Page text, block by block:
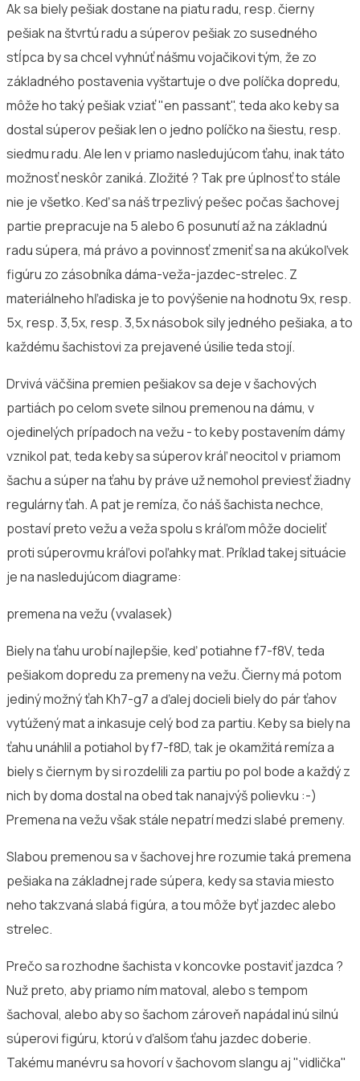
Ak sa biely pešiak dostane na piatu radu, resp. čierny
pešiak na štvrtú radu a súperov pešiak zo susedného
stĺpca by sa chcel vyhnúť nášmu vojačikovi tým, že zo
základného postavenia vyštartuje o dve políčka dopredu,
môže ho taký pešiak vziať "en passant", teda ako keby sa
dostal súperov pešiak len o jedno políčko na šiestu, resp.
siedmu radu. Ale len v priamo nasledujúcom ťahu, inak táto
možnosť neskôr zaniká. Zložité ? Tak pre úplnosť to stále
nie je všetko. Keď sa náš trpezlivý pešec počas šachovej
partie prepracuje na 5 alebo 6 posunutí až na základnú
radu súpera, má právo a povinnosť zmeniť sa na akúkoľvek
figúru zo zásobníka dáma-veža-jazdec-strelec. Z
materiálneho hľadiska je to povýšenie na hodnotu 9x, resp.
5x, resp. 3,5x, resp. 3,5x násobok sily jedného pešiaka, a to
každému šachistovi za prejavené úsilie teda stojí.
Drvivá väčšina premien pešiakov sa deje v šachových
partiách po celom svete silnou premenou na dámu, v
ojedinelých prípadoch na vežu - to keby postavením dámy
vznikol pat, teda keby sa súperov kráľ neocitol v priamom
šachu a súper na ťahu by práve už nemohol previesť žiadny
regulárny ťah. A pat je remíza, čo náš šachista nechce,
postaví preto vežu a veža spolu s kráľom môže docieliť
proti súperovmu kráľovi poľahky mat. Príklad takej situácie
je na nasledujúcom diagrame:
premena na vežu (vvalasek)
Biely na ťahu urobí najlepšie, keď potiahne f7-f8V, teda
pešiakom dopredu za premeny na vežu. Čierny má potom
jediný možný ťah Kh7-g7 a ďalej docieli biely do pár ťahov
vytúžený mat a inkasuje celý bod za partiu. Keby sa biely na
ťahu unáhlil a potiahol by f7-f8D, tak je okamžitá remíza a
biely s čiernym by si rozdelili za partiu po pol bode a každý z
nich by doma dostal na obed tak nanajvýš polievku :-)
Premena na vežu však stále nepatrí medzi slabé premeny.
Slabou premenou sa v šachovej hre rozumie taká premena
pešiaka na základnej rade súpera, kedy sa stavia miesto
neho takzvaná slabá figúra, a tou môže byť jazdec alebo
strelec.
Prečo sa rozhodne šachista v koncovke postaviť jazdca ?
Nuž preto, aby priamo ním matoval, alebo s tempom
šachoval, alebo aby so šachom zároveň napádal inú silnú
súperovi figúru, ktorú v ďalšom ťahu jazdec doberie.
Takému manévru sa hovorí v šachovom slangu aj "vidlička"